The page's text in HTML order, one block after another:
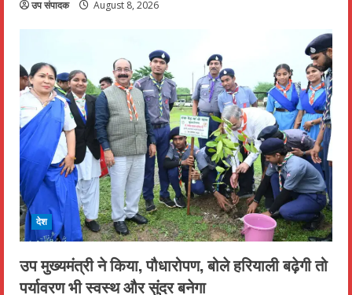
उप संपादक August 8, 2026
देश
उप मुख्यमंत्री ने किया, पौधारोपण, बोले हरियाली बढ़ेगी तो
पर्यावरण भी स्वस्थ और सुंदर बनेगा